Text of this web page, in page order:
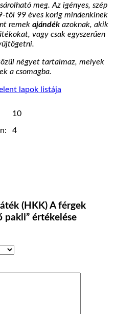
meg. Az igényes, szép
től 99 éves korig mindenkinek
remek ajándék azoknak, akik
vagy csak egyszerűen
négyet tartalmaz, melyek
a csomagba.
lapok listája
10
4
(HKK) A férgek
pakli” értékelése